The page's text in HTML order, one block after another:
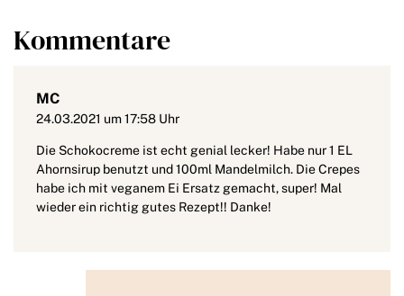
Kommentare
MC
24.03.2021 um 17:58 Uhr
Die Schokocreme ist echt genial lecker! Habe nur 1 EL
Ahornsirup benutzt und 100ml Mandelmilch. Die Crepes
habe ich mit veganem Ei Ersatz gemacht, super! Mal
wieder ein richtig gutes Rezept!! Danke!